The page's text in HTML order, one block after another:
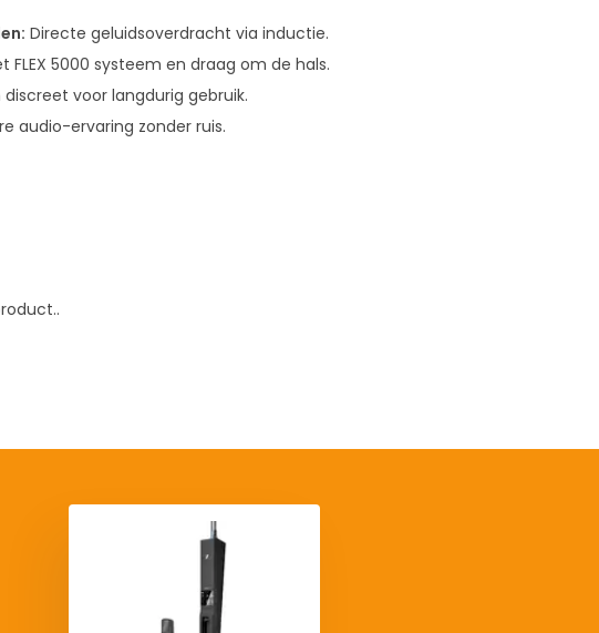
Directe geluidsoverdracht via inductie.
FLEX 5000 systeem en draag om de hals.
voor langdurig gebruik.
audio-ervaring zonder ruis.